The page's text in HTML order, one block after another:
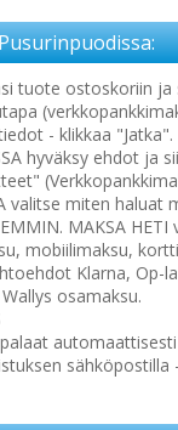
tuote ostoskoriin ja
- klikkaa "Jatka".
hyväksy ehdot ja
valitse miten haluat
MAKSA
mobiilimaksu,
Klarna, Op-
osamaksu.
sähköpostilla